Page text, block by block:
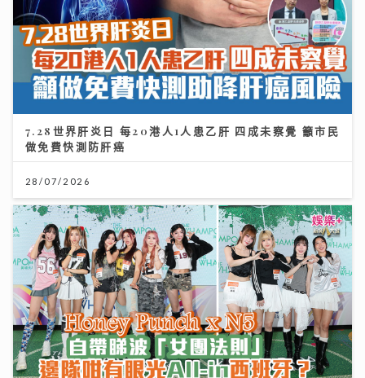
7.28世界肝炎日 每20港人1人患乙肝 四成未察覺 籲市民
做免費快測防肝癌
28/07/2026